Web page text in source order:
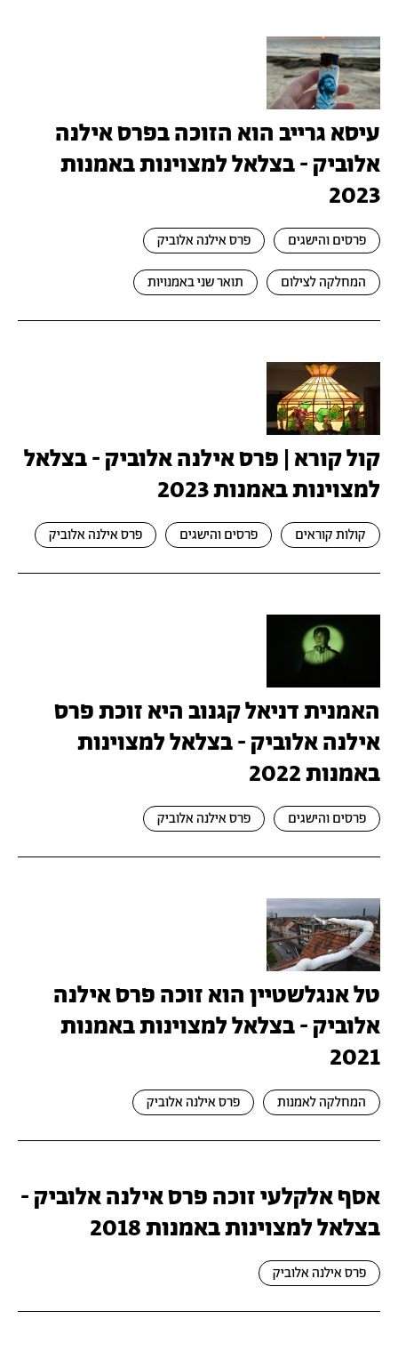
עיסא גרייב הוא הזוכה בפרס אילנה
אלוביק - בצלאל למצוינות באמנות
2023
פרסים והישגים פרס אילנה אלוביק
המחלקה לצילום תואר שני באמנויות
קול קורא | פרס אילנה אלוביק - בצלאל
למצוינות באמנות 2023
קולות קוראים פרסים והישגים פרס אילנה אלוביק
האמנית דניאל קגנוב היא זוכת פרס
אילנה אלוביק - בצלאל למצוינות
באמנות 2022
פרסים והישגים פרס אילנה אלוביק
טל אנגלשטיין הוא זוכה פרס אילנה
אלוביק - בצלאל למצוינות באמנות
2021
המחלקה לאמנות פרס אילנה אלוביק
אסף אלקלעי זוכה פרס אילנה אלוביק -
בצלאל למצוינות באמנות 2018
פרס אילנה אלוביק